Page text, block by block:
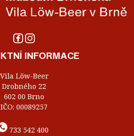
INFORMACE
Vila Löw-Beer
Drobného 22
602 00 Brno
IČO: 00089257
733 542 400